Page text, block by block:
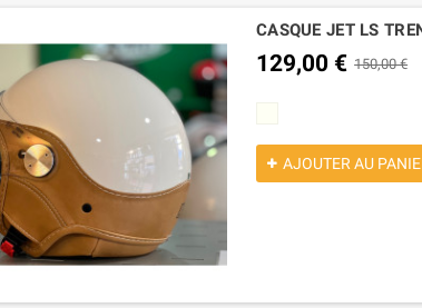
CASQUE JET LS
129,00 € 150,00 €
AJOUTER AU